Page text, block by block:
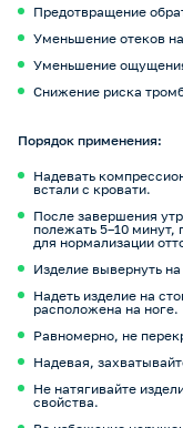
Предотвращение
Уменьшение отеков
Уменьшение
Снижение риска
Порядок применения:
Надевать
встали с кровати.
После завершения
полежать 5–10 минут,
для нормализации
Изделие вывернуть
Надеть изделие на
расположена на ноге.
Равномерно, не
Надевая,
Не натягивайте
свойства.